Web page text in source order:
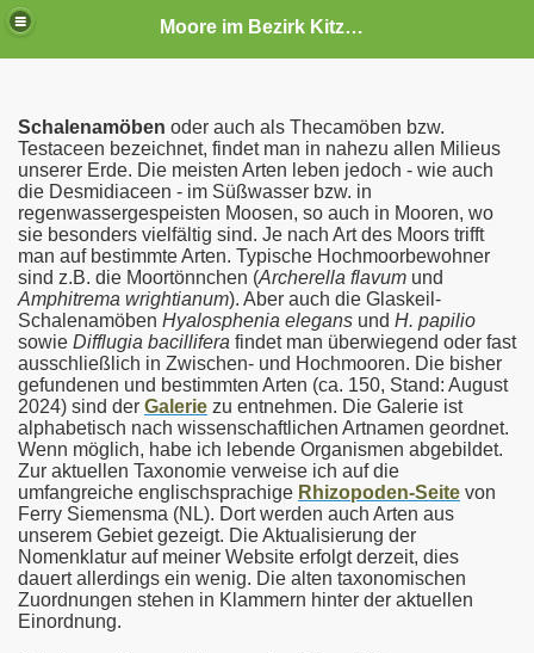
Moore im Bezirk Kitzbühel
Schalenamöben oder auch als Thecamöben bzw.
Testaceen bezeichnet, findet man in nahezu allen Milieus
unserer Erde. Die meisten Arten leben jedoch - wie auch
die Desmidiaceen - im Süßwasser bzw. in
regenwassergespeisten Moosen, so auch in Mooren, wo
sie besonders vielfältig sind. Je nach Art des Moors trifft
man auf bestimmte Arten. Typische Hochmoorbewohner
sind z.B. die Moortönnchen (Archerella flavum und
Amphitrema wrightianum). Aber auch die Glaskeil-
Schalenamöben Hyalosphenia elegans und H. papilio
sowie Difflugia bacillifera findet man überwiegend oder fast
ausschließlich in Zwischen- und Hochmooren. Die bisher
gefundenen und bestimmten Arten (ca. 150, Stand: August
2024) sind der Galerie zu entnehmen. Die Galerie ist
alphabetisch nach wissenschaftlichen Artnamen geordnet.
Wenn möglich, habe ich lebende Organismen abgebildet.
Zur aktuellen Taxonomie verweise ich auf die
umfangreiche englischsprachige Rhizopoden-Seite von
Ferry Siemensma (NL). Dort werden auch Arten aus
unserem Gebiet gezeigt. Die Aktualisierung der
Nomenklatur auf meiner Website erfolgt derzeit, dies
dauert allerdings ein wenig. Die alten taxonomischen
Zuordnungen stehen in Klammern hinter der aktuellen
Einordnung.